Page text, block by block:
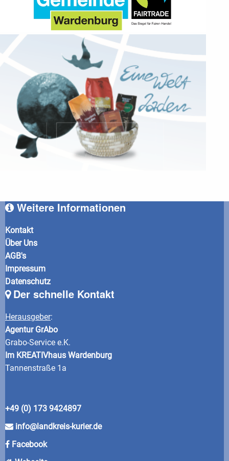
Weitere Informationen
Kontakt
Über Uns
AGB's
Impressum
Datenschutz
Der schnelle Kontakt
Herausgeber:
Agentur GrAbo
Grabo-Service e.K.
Im KREATIVhaus Wardenburg
Tannenstraße 1a
+49 (0) 173 9424897
info@landkreis-kurier.de
Facebook